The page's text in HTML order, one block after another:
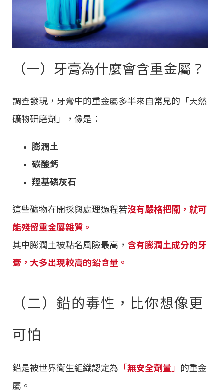
（一）牙膏為什麼會含重金屬？
調查發現，牙膏中的重金屬多半來自常見的「天然
礦物研磨劑」，像是：
膨潤土
碳酸鈣
羥基磷灰石
這些礦物在開採與處理過程若沒有嚴格把關，就可
能殘留重金屬雜質。
其中膨潤土被點名風險最高， 含有膨潤土成分的牙
膏，大多出現較高的鉛含量。
（二）鉛的毒性，比你想像更
可怕
鉛是被世界衛生組織認定為 「無安全劑量」 的重金
屬。